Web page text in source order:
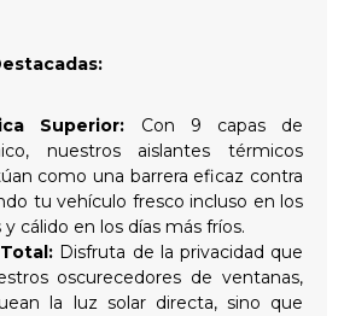
Superior: Con 9 capas de
nuestros aislantes térmicos
como una barrera eficaz contra
tu vehículo fresco incluso en los
cálido en los días más fríos.
Disfruta de la privacidad que
oscurecedores de ventanas,
la luz solar directa, sino que